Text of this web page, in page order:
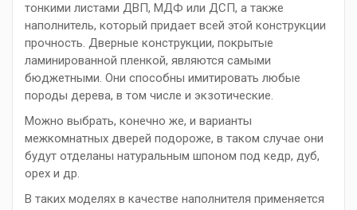
тонкими листами ДВП, МДФ или ДСП, а также
наполнитель, который придает всей этой конструкции
прочность. Дверные конструкции, покрытые
ламинированной пленкой, являются самыми
бюджетными. Они способны имитировать любые
породы дерева, в том числе и экзотические.
Можно выбрать, конечно же, и варианты
межкомнатных дверей подороже, в таком случае они
будут отделаны натуральным шпоном под кедр, дуб,
орех и др.
В таких моделях в качестве наполнителя применяется